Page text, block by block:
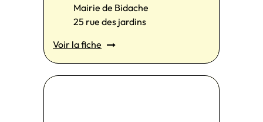
Mairie de Bidache
25 rue des jardins
Voir la fiche